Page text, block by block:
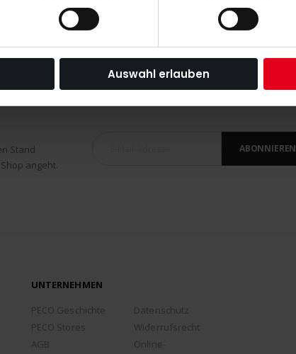
Auswahl erlauben
Stand
angeht.
ABONNIEREN
UNTERNEHMEN
PECO Geschichte
PECO Stores
AGB
Datenschutz
Widerrufsrecht
Online-